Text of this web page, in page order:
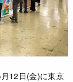
12日(金)に東京